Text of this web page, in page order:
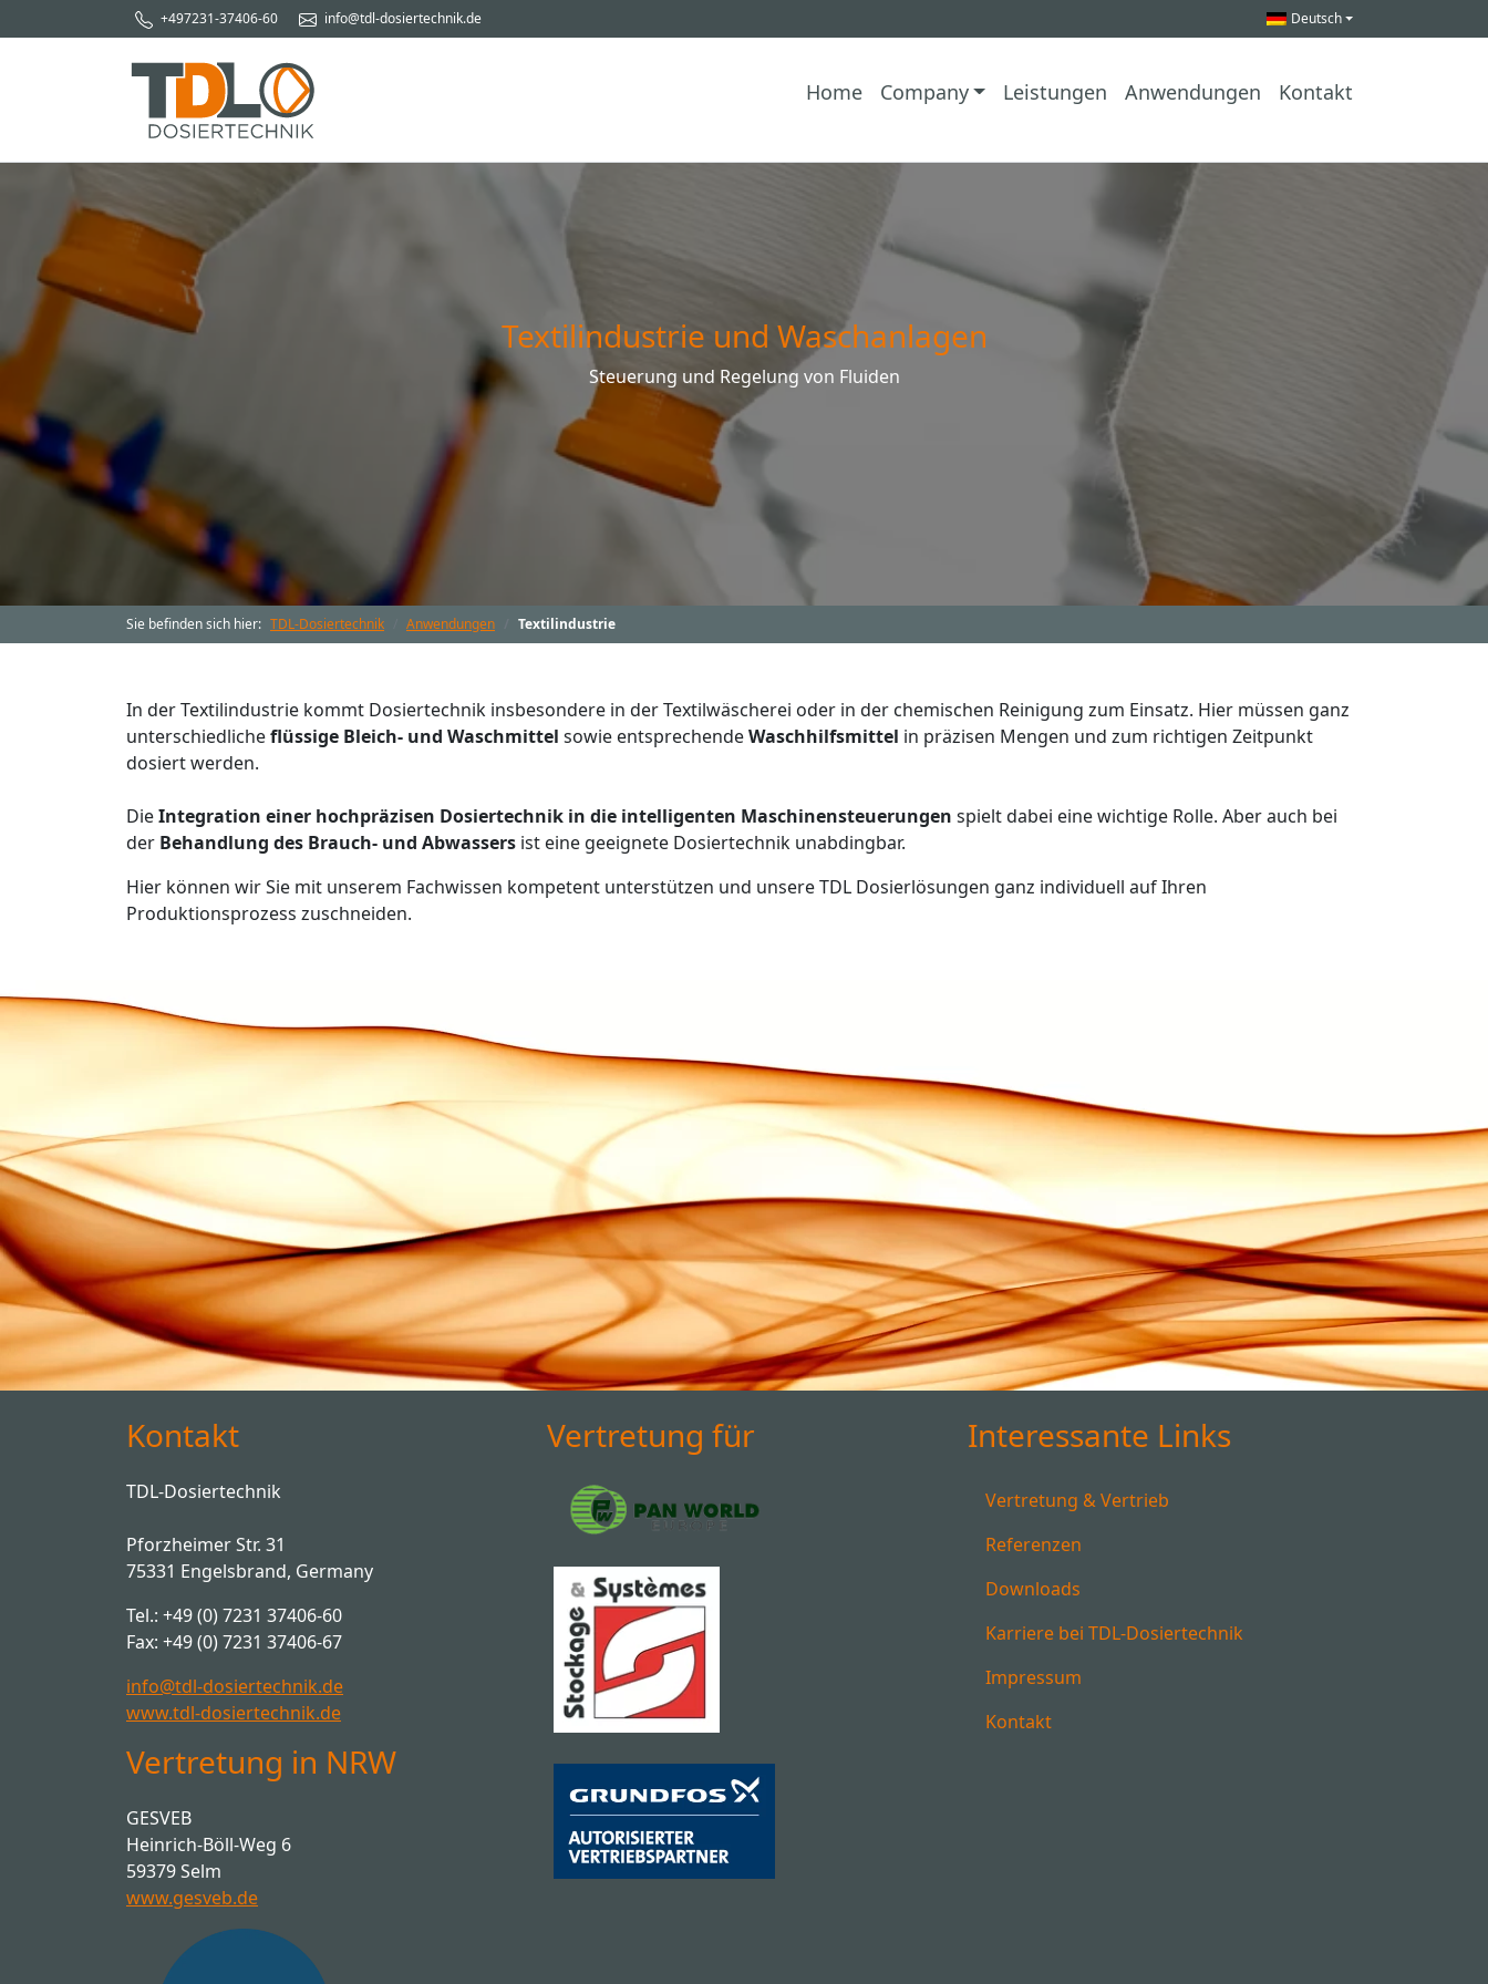
+497231-37406-60 info@tdl-dosiertechnik.de Deutsch
Home Company Leistungen Anwendungen Kontakt
Textilindustrie und Waschanlagen
Steuerung und Regelung von Fluiden
Sie befinden sich hier: TDL-Dosiertechnik Anwendungen Textilindustrie
In der Textilindustrie kommt Dosiertechnik insbesondere in der Textilwäscherei oder in der chemischen Reinigung zum Einsatz. Hier müssen ganz
unterschiedlicheflüssige Bleich- und Waschmittel sowie entsprechendeWaschhilfsmittel in präzisen Mengen und zum richtigen Zeitpunkt
dosiert werden.
DieIntegration einer hochpräzisen Dosiertechnik in die intelligenten Maschinensteuerungen spielt dabei eine wichtige Rolle. Aber auch bei
der Behandlung des Brauch- und Abwassers ist eine geeignete Dosiertechnik unabdingbar.
Hier können wir Sie mit unserem Fachwissen kompetent unterstützen und unsere TDL Dosierlösungen ganz individuell auf Ihren
Produktionsprozess zuschneiden.
Kontakt
TDL-Dosiertechnik
Pforzheimer Str. 31
75331 Engelsbrand, Germany
Tel.: +49 (0) 7231 37406-60
Fax: +49 (0) 7231 37406-67
info@tdl-dosiertechnik.de
www.tdl-dosiertechnik.de
Vertretung in NRW
GESVEB
Heinrich-Böll-Weg 6
59379 Selm
www.gesveb.de
Vertretung für Interessante Links
Vertretung & Vertrieb
Referenzen
Downloads
Karriere bei TDL-Dosiertechnik
Impressum
Kontakt